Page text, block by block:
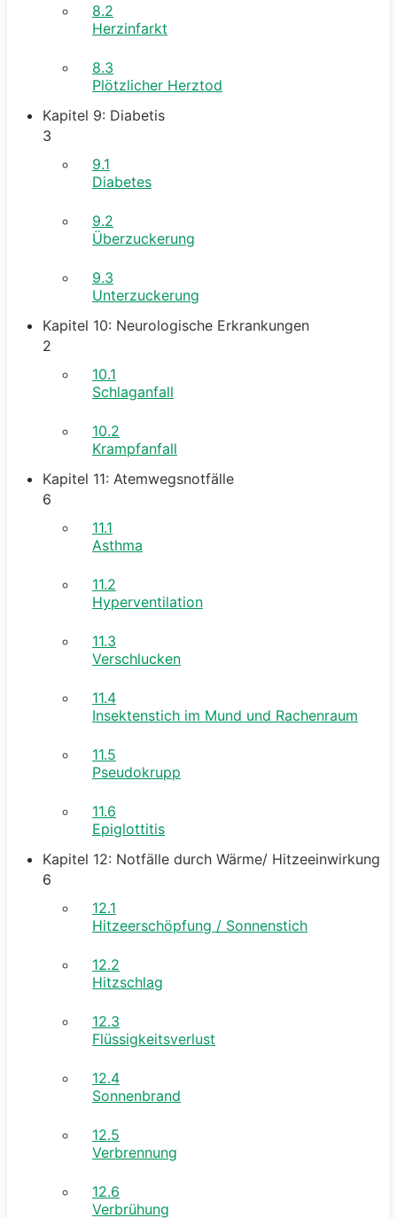
8.2
Herzinfarkt
8.3
Plötzlicher Herztod
Kapitel 9: Diabetis
3
9.1
Diabetes
9.2
Überzuckerung
9.3
Unterzuckerung
Kapitel 10: Neurologische Erkrankungen
2
10.1
Schlaganfall
10.2
Krampfanfall
Kapitel 11: Atemwegsnotfälle
6
11.1
Asthma
11.2
Hyperventilation
11.3
Verschlucken
11.4
Insektenstich im Mund und Rachenraum
11.5
Pseudokrupp
11.6
Epiglottitis
Kapitel 12: Notfälle durch Wärme/ Hitzeeinwirkung
6
12.1
Hitzeerschöpfung / Sonnenstich
12.2
Hitzschlag
12.3
Flüssigkeitsverlust
12.4
Sonnenbrand
12.5
Verbrennung
12.6
Verbrühung